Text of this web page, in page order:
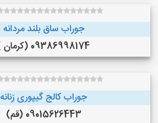
جوراب ساق بلند مردانه
09386998174 (کرمان )
جوراب کالج گیپوری زنانه
09015626443 (قم)